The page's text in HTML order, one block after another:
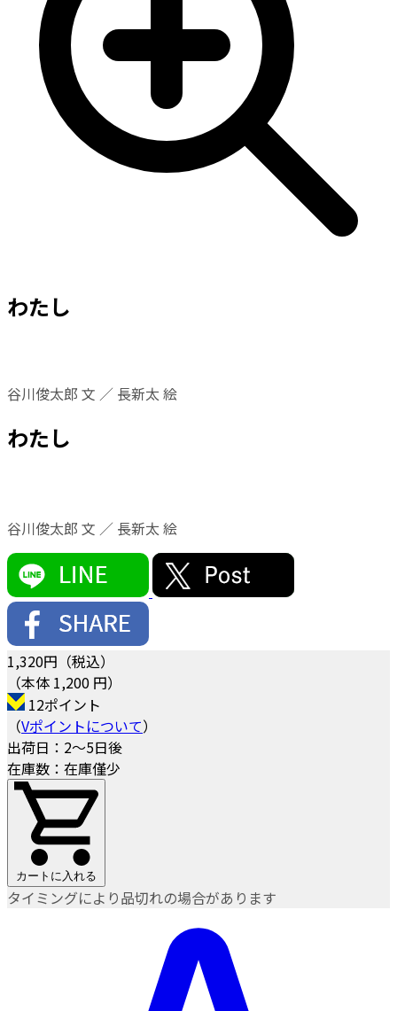
わたし
谷川俊太郎 文 ／ 長新太 絵
わたし
谷川俊太郎 文 ／ 長新太 絵
1,320円（税込）
（本体 1,200 円）
12ポイント
（Vポイントについて）
出荷日：2～5日後
在庫数：在庫僅少
カートに入れる
タイミングにより品切れの場合があります